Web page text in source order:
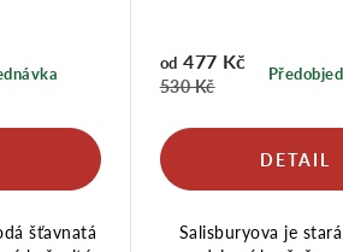
šťavnatá
od 477 Kč
530 Kč
Salisburyova je